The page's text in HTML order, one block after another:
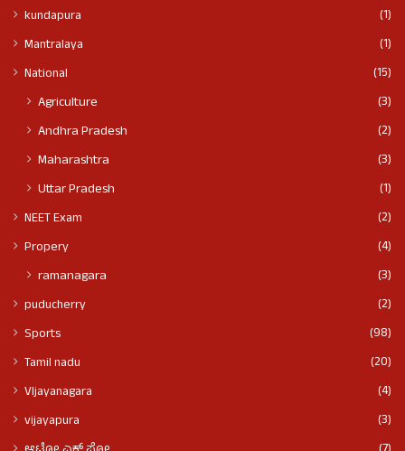
kundapura
(1)
Mantralaya
(1)
National
(15)
Agriculture
(3)
Andhra Pradesh
(2)
Maharashtra
(3)
Uttar Pradesh
(1)
NEET Exam
(2)
Propery
(4)
ramanagara (3)
puducherry
(2)
Sports
(98)
Tamil nadu
(20)
VIjayanagara
(4)
vijayapura
(3)